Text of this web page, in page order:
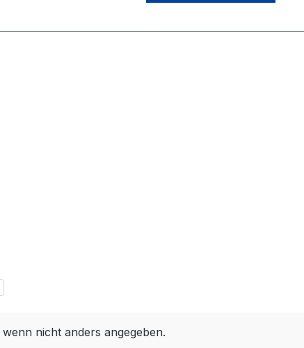
nicht anders angegeben.